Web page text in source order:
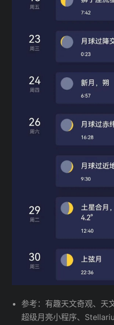
参考：有趣天文奇观、天
超级月亮小程序、